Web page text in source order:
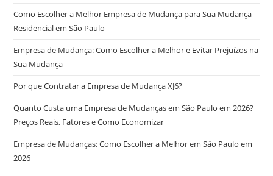
Como Escolher a Melhor Empresa de Mudança para Sua Mudança
Residencial em São Paulo
Empresa de Mudança: Como Escolher a Melhor e Evitar Prejuízos na
Sua Mudança
Por que Contratar a Empresa de Mudança XJ6?
Quanto Custa uma Empresa de Mudanças em São Paulo em 2026?
Preços Reais, Fatores e Como Economizar
Empresa de Mudanças: Como Escolher a Melhor em São Paulo em
2026